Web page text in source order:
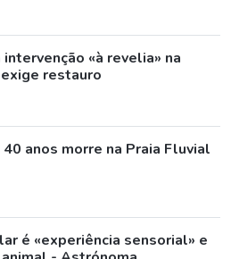
«à revelia» na
restauro
anos morre na Praia Fluvial
é «experiência sensorial» e